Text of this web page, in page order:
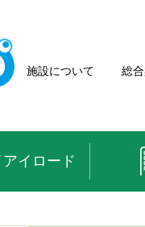
施設について 総
アイロード